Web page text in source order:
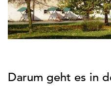
sowie
solche,
die
lediglich
Statistikzwecken
Darum geht es in